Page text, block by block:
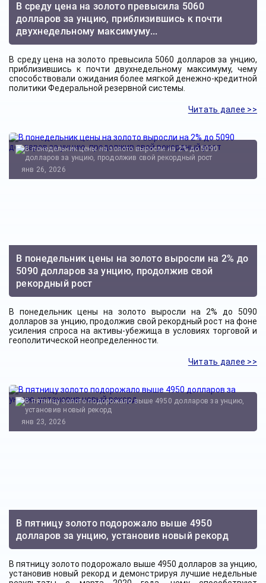
В среду цена на золото превысила 5060
долларов за унцию, приблизившись к почти
двухнедельному максимуму...
В среду цена на золото превысила 5060 долларов за унцию,
приблизившись к почти двухнедельному максимуму, чему
способствовали ожидания более мягкой денежно-кредитной
политики Федеральной резервной системы.
Читать далее >>
В понедельник цены на золото выросли на 2% до
5090 долларов за унцию, продолжив свой
рекордный рост
янв 26, 2026
В понедельник цены на золото выросли на 2% до 5090
долларов за унцию, продолжив свой рекордный рост на фоне
усиления спроса на активы-убежища в условиях торговой и
геополитической неопределенности.
Читать далее >>
В пятницу золото подорожало выше 4950
долларов за унцию, установив новый рекорд
янв 23, 2026
В пятницу золото подорожало выше 4950 долларов за унцию,
установив новый рекорд и демонстрируя лучшие недельные